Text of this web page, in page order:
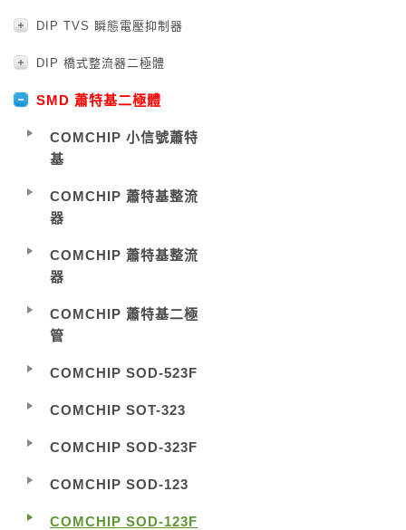
DIP TVS 瞬態電壓抑制器
DIP 橋式整流器二極體
SMD 蕭特基二極體
COMCHIP 小信號蕭特
基
COMCHIP 蕭特基整流
器
COMCHIP 蕭特基整流
器
COMCHIP 蕭特基二極
管
COMCHIP SOD-523F
COMCHIP SOT-323
COMCHIP SOD-323F
COMCHIP SOD-123
COMCHIP SOD-123F